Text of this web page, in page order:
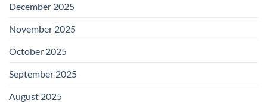
December 2025
November 2025
October 2025
September 2025
August 2025